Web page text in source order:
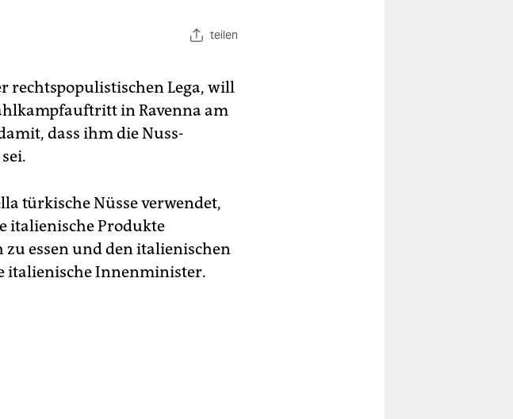
teilen
rechtspopulistischen Lega, will
in Ravenna am
dass ihm die Nuss-
türkische Nüsse verwendet,
italienische Produkte
zu essen und den italienischen
italienische Innenminister.